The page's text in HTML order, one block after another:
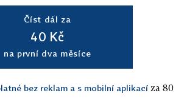
Číst dál za
40 Kč
na první dva měsíce
bez reklam a s mobilní aplikací za 80